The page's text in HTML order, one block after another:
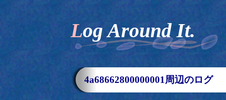
Log Around It.
4a68662800000001周辺のログ